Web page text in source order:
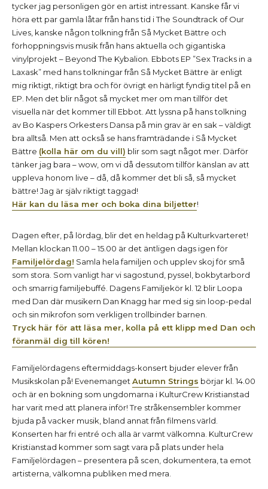
tycker jag personligen gör en artist intressant. Kanske får vi
höra ett par gamla låtar från hans tid i The Soundtrack of Our
Lives, kanske någon tolkning från Så Mycket Bättre och
förhoppningsvis musik från hans aktuella och gigantiska
vinylprojekt – Beyond The Kybalion. Ebbots EP ”Sex Tracks in a
Laxask” med hans tolkningar från Så Mycket Bättre är enligt
mig riktigt, riktigt bra och för övrigt en härligt fyndig titel på en
EP. Men det blir något så mycket mer om man tillför det
visuella när det kommer till Ebbot. Att lyssna på hans tolkning
av Bo Kaspers Orkesters Dansa på min grav är en sak – väldigt
bra alltså. Men att också se hans framträdande i Så Mycket
Bättre (kolla här om du vill) blir som sagt något mer. Därför
tänker jag bara – wow, om vi då dessutom tillför känslan av att
uppleva honom live – då, då kommer det bli så, så mycket
bättre! Jag är själv riktigt taggad!
Här kan du läsa mer och boka dina biljetter!
Dagen efter, på lördag, blir det en heldag på Kulturkvarteret!
Mellan klockan 11.00 – 15.00 är det äntligen dags igen för
Familjelördag! Samla hela familjen och upplev skoj för små
som stora. Som vanligt har vi sagostund, pyssel, bokbytarbord
och smarrig familjebuffé. Dagens Familjekör kl. 12 blir Loopa
med Dan där musikern Dan Knagg har med sig sin loop-pedal
och sin mikrofon som verkligen trollbinder barnen.
Tryck här för att läsa mer, kolla på ett klipp med Dan och
föranmäl dig till kören!
Familjelördagens eftermiddags-konsert bjuder elever från
Musikskolan på! Evenemanget Autumn Strings börjar kl. 14.00
och är en bokning som ungdomarna i KulturCrew Kristianstad
har varit med att planera inför! Tre stråkensembler kommer
bjuda på vacker musik, bland annat från filmens värld.
Konserten har fri entré och alla är varmt välkomna. KulturCrew
Kristianstad kommer som sagt vara på plats under hela
Familjelördagen – presentera på scen, dokumentera, ta emot
artisterna, välkomna publiken med mera.